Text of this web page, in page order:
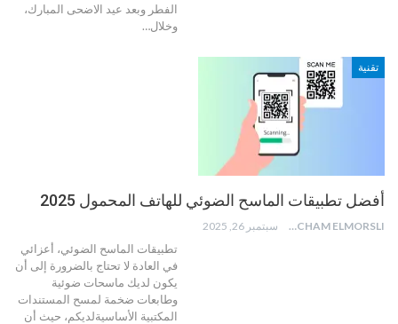
الفطر وبعد عيد الاضحى المبارك،
وخلال…
تقنية
أفضل تطبيقات الماسح الضوئي للهاتف المحمول 2025
HICHAM ELMORSLI سبتمبر 26, 2025
تطبيقات الماسح الضوئي، أعزائي
في العادة لا تحتاج بالضرورة إلى أن
يكون لديك ماسحات ضوئية
وطابعات ضخمة لمسح المستندات
المكتبية الأساسيةلديكم، حيث أن